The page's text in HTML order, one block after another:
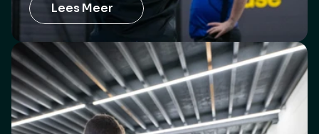
Lees Meer